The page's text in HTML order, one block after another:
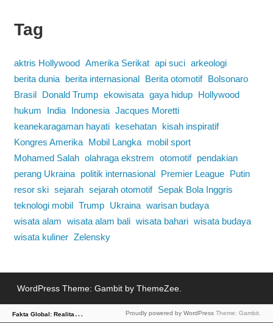
Tag
aktris Hollywood Amerika Serikat api suci arkeologi
berita dunia
berita internasional Berita otomotif
Bolsonaro
Brasil
Donald Trump ekowisata gaya hidup
Hollywood
hukum
India Indonesia Jacques Moretti
keanekaragaman hayati
kesehatan
kisah inspiratif
Kongres Amerika
Mobil Langka
mobil sport
Mohamed Salah olahraga ekstrem otomotif
pendakian
perang Ukraina
politik internasional Premier League
Putin
resor ski sejarah sejarah otomotif
Sepak Bola Inggris
teknologi mobil Trump Ukraina warisan budaya
wisata alam wisata alam bali wisata bahari wisata budaya
wisata kuliner Zelensky
WordPress Theme: Gambit by ThemeZee.
F
akta Global: Realitas Dunia dalam Berita Proudly powered by WordPress Theme: Gambit.